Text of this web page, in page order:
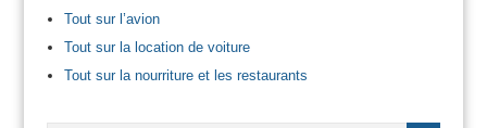
Tout sur l’avion
Tout sur la location de voiture
Tout sur la nourriture et les restaurants